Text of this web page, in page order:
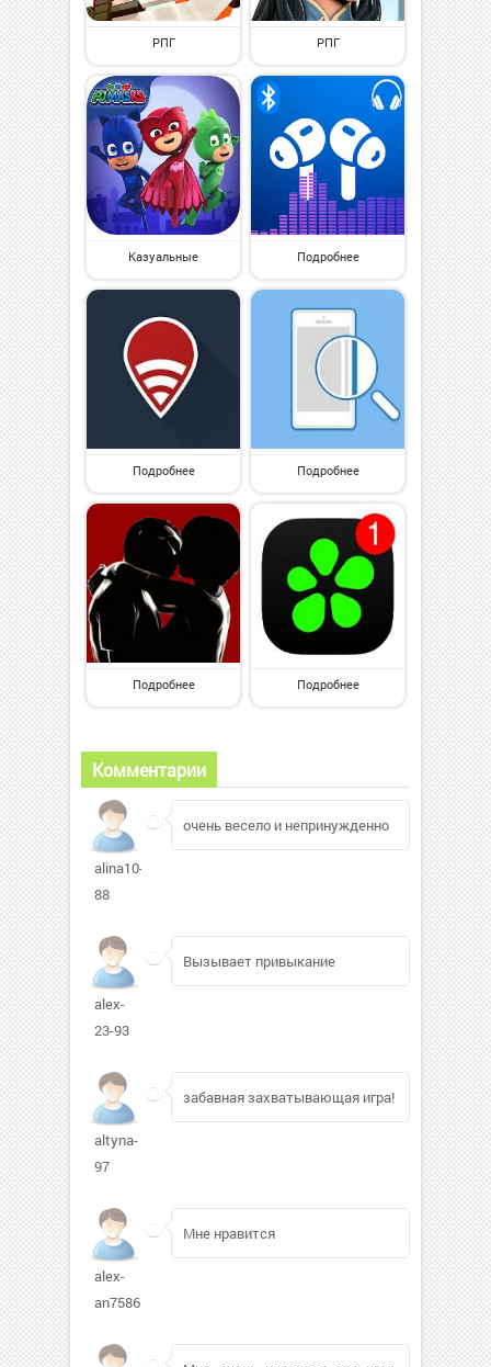
РПГ РПГ
Казуальные Подробнее
Подробнее Подробнее
Подробнее Подробнее
Комментарии
alina10-
88
очень весело и непринужденно
alex-
23-93
Вызывает привыкание
altyna-
97
забавная захватывающая игра!
alex-
an75861
Мне нравится